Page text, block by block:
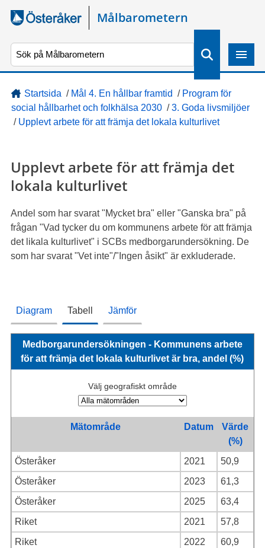
Gå direkt till sidans innehåll
Målbarometern
Startsida / Mål 4. En hållbar framtid / Program för
social hållbarhet och folkhälsa 2030 /3. Goda livsmiljöer
/ Upplevt arbete för att främja det lokala kulturlivet
Upplevt arbete för att främja det
lokala kulturlivet
Andel som har svarat "Mycket bra" eller "Ganska bra" på
frågan "Vad tycker du om kommunens arbete för att främja
det likala kulturlivet" i SCBs medborgarundersökning. De
som har svarat "Vet inte"/"Ingen åsikt" är exkluderade.
Diagram Tabell Jämför
Medborgarundersökningen - Kommunens arbete
för att främja det lokala kulturlivet är bra, andel (%)
Välj geografiskt område
Mätområde Datum
Värde
(%)
Österåker
2021
50,9
Österåker
2023
61,3
Österåker
2025
63,4
Riket
2021
57,8
Riket
2022
60,9